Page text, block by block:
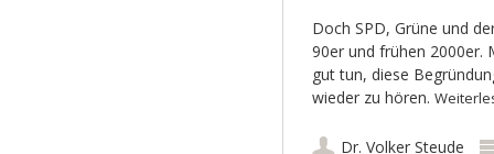
Doch SPD, Grüne und
90er und frühen 2000er.
gut tun, diese
wieder zu hören.
Dr. Volker Steude